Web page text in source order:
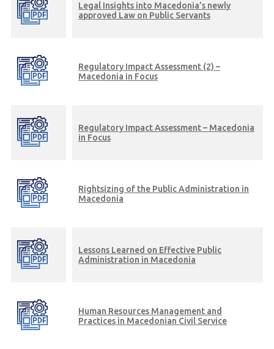
Legal Insights into Macedonia’s newly
approved Law on Public Servants
Regulatory Impact Assessment (2) –
Macedonia in Focus
Regulatory Impact Assessment – Macedonia
in Focus
Rightsizing of the Public Administration in
Macedonia
Lessons Learned on Effective Public
Administration in Macedonia
Human Resources Management and
Practices in Macedonian Civil Service